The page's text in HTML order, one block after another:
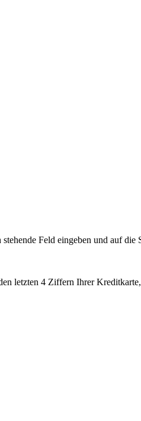
Feld eingeben und auf
letzten 4 Ziffern Ihrer